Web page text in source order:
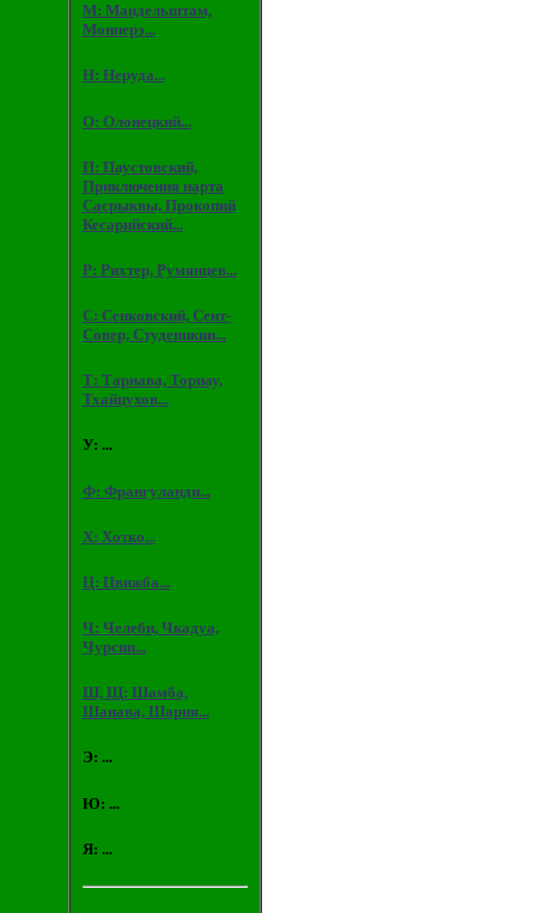
М: Мандельштам,
Монперэ...
Н: Неруда...
О: Олонецкий...
П: Паустовский,
Приключения нарта
Сасрыквы, Прокопий
Кесарийский...
Р: Рихтер, Румянцев...
С: Сенковский, Сент-
Совер, Студеникин...
Т: Тарнава, Торнау,
Тхайцухов...
У: ...
Ф: Франгуланди...
Х: Хотко...
Ц: Цвижба...
Ч: Челеби, Чкадуа,
Чурсин...
Ш, Щ: Шамба,
Шанава, Шария...
Э: ...
Ю: ...
Я: ...